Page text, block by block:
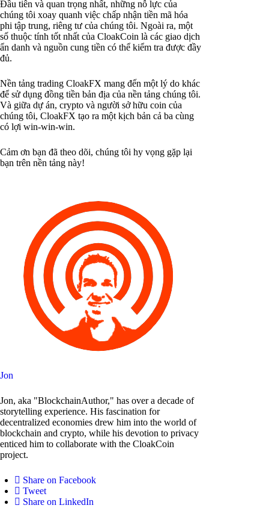
Đầu tiên và quan trọng nhất, những nỗ lực của
chúng tôi xoay quanh việc chấp nhận tiền mã hóa
phi tập trung, riêng tư của chúng tôi. Ngoài ra, một
số thuộc tính tốt nhất của CloakCoin là các giao dịch
ẩn danh và nguồn cung tiền có thể kiểm tra được đầy
đủ.
Nền tảng trading CloakFX mang đến một lý do khác
để sử dụng đồng tiền bản địa của nền tảng chúng tôi.
Và giữa dự án, crypto và người sở hữu coin của
chúng tôi, CloakFX tạo ra một kịch bản cả ba cùng
có lợi win-win-win.
Cảm ơn bạn đã theo dõi, chúng tôi hy vọng gặp lại
bạn trên nền tảng này!
Jon
Jon, aka "BlockchainAuthor," has over a decade of
storytelling experience. His fascination for
decentralized economies drew him into the world of
blockchain and crypto, while his devotion to privacy
enticed him to collaborate with the CloakCoin
project.
Share on Facebook
Tweet
Share on LinkedIn